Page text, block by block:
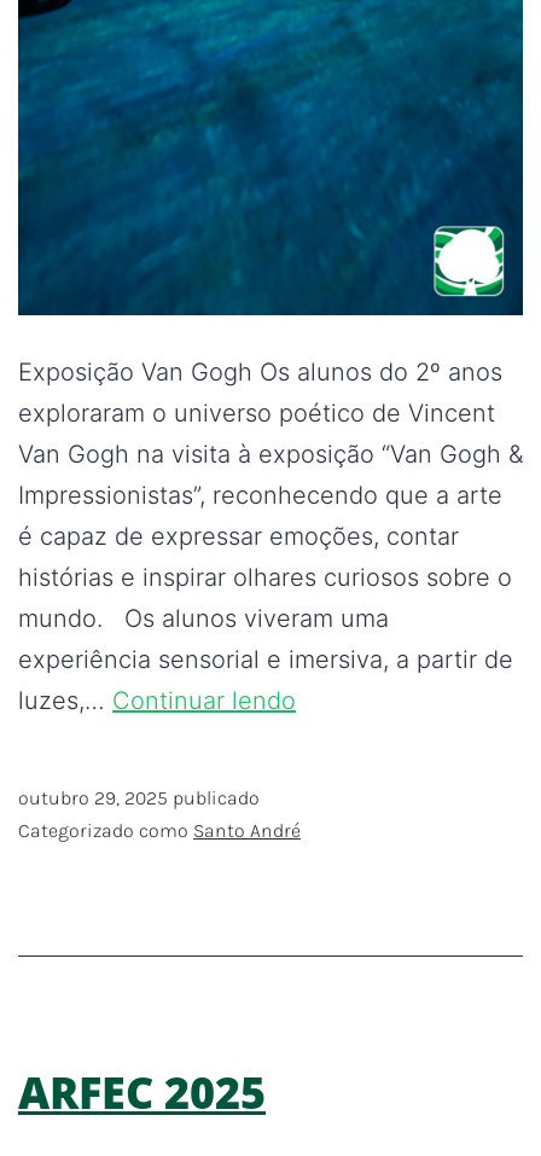
Exposição Van Gogh Os alunos do 2º anos
exploraram o universo poético de Vincent
Van Gogh na visita à exposição “Van Gogh &
Impressionistas”, reconhecendo que a arte
é capaz de expressar emoções, contar
histórias e inspirar olhares curiosos sobre o
mundo. Os alunos viveram uma
experiência sensorial e imersiva, a partir de
luzes,… Continuar lendo
outubro 29, 2025 publicado
Categorizado como Santo André
ARFEC 2025